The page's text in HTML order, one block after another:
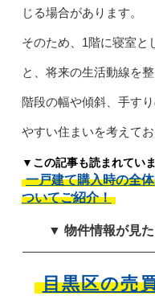
じる場合があります。
そのため、1階に寝室と
と、将来の生活動線を
階段の幅や傾斜、手す
やすい住まいを考えてお
▼この記事も読まれてい
一戸建て購入時の全
ついてご紹介！
▼ 物件情報が見
目黒区の売